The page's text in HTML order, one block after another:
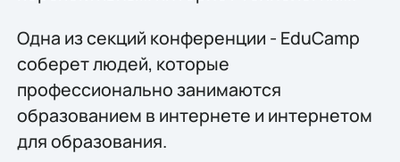
Одна из секций конференции - EduCamp
соберет людей, которые
профессионально занимаются
образованием в интернете и интернетом
для образования.